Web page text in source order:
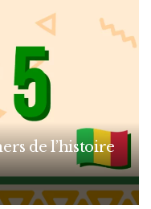
de l’histoire